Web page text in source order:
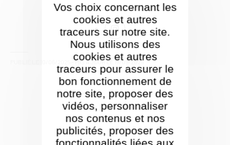
Vos choix concernant les
cookies et autres
traceurs sur notre site.
Nous utilisons des
cookies et autres
traceurs pour assurer le
bon fonctionnement de
notre site, proposer des
vidéos, personnaliser
nos contenus et nos
publicités, proposer des
- MIS À JOUR LE 17/09/2025